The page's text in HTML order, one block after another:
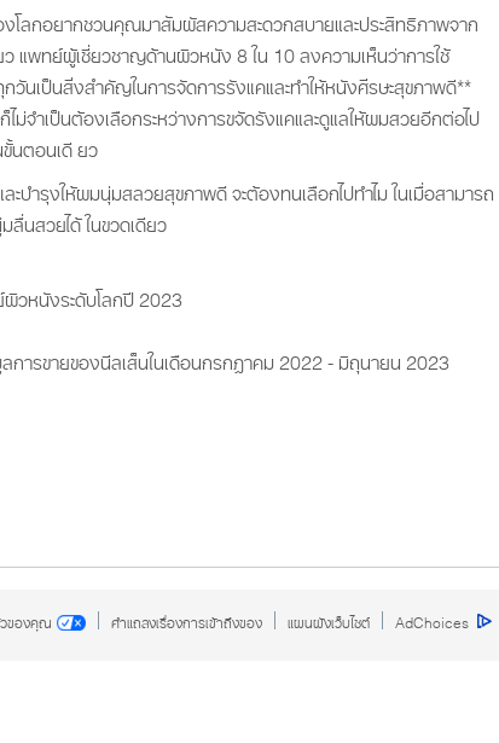
โลกอยากชวนคุณมาสัมผัสความสะดวกสบายและประสิทธิภาพจาก
ว แพทย์ผู้เชี่ยวชาญด้านผิวหนัง 8 ใน 10 ลงความเห็นว่าการใช้
นเป็นสิ่งสำคัญในการจัดการรังแคและทำให้หนังศีรษะสุขภาพดี**
ม่จำเป็นต้องเลือกระหว่างการขจัดรังแคและดูแลให้ผมสวยอีกต่อไป
นตอนเดี ยว
ะบำรุงให้ผมนุ่มสลวยสุขภาพดี จะต้องทนเลือกไปทำไม ในเมื่อสามารถ
นสวยได้ ในขวดเดียว
วหนังระดับโลกปี 2023
ารขายของนีลเส็นในเดือนกรกฎาคม 2022 - มิถุนายน 2023
ของคุณ คำแถลงเรื่องการเข้าถึงของ แผนผังเว็บไซต์ AdChoices